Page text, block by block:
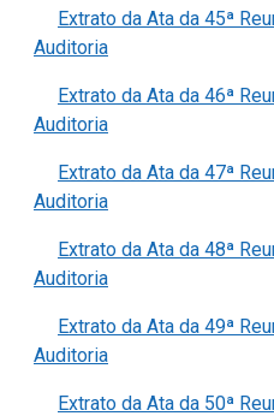
Extrato da Ata da 45ª
Auditoria
Extrato da Ata da 46ª
Auditoria
Extrato da Ata da 47ª
Auditoria
Extrato da Ata da 48ª
Auditoria
Extrato da Ata da 49ª
Auditoria
Extrato da Ata da 50ª